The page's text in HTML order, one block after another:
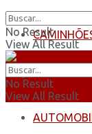
ÔNIBUS
No Result
View All Result
No Result
View All Result